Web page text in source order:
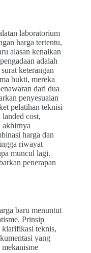
laboratorium
harga tertentu,
alasan kenaikan
adalah
keterangan
bukti, mereka
dari dua
penyesuaian
pelatihan teknisi
cost,
akhirnya
harga dan
riwayat
muncul lagi.
penerapan
baru menuntut
Prinsip
klarifikasi teknis,
yang